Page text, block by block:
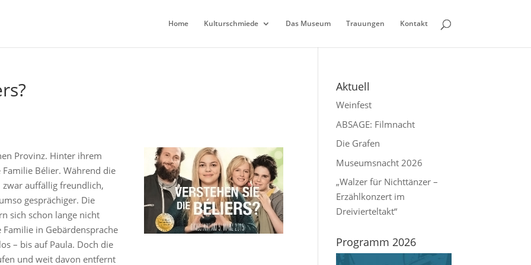
Home Kulturschmiede Das Museum Trauungen Kontakt
Provinz. Hinter ihrem
Familie Bélier. Während die
zwar auffällig freundlich,
gesprächiger. Die
sich schon lange nicht
in Gebärdensprache
– bis auf Paula. Doch die
und weit davon entfernt
Aktuell
Weinfest
ABSAGE: Filmnacht
Die Grafen
Museumsnacht 2026
„Walzer für Nichttänzer –
Erzählkonzert im
Dreivierteltakt“
Programm 2026